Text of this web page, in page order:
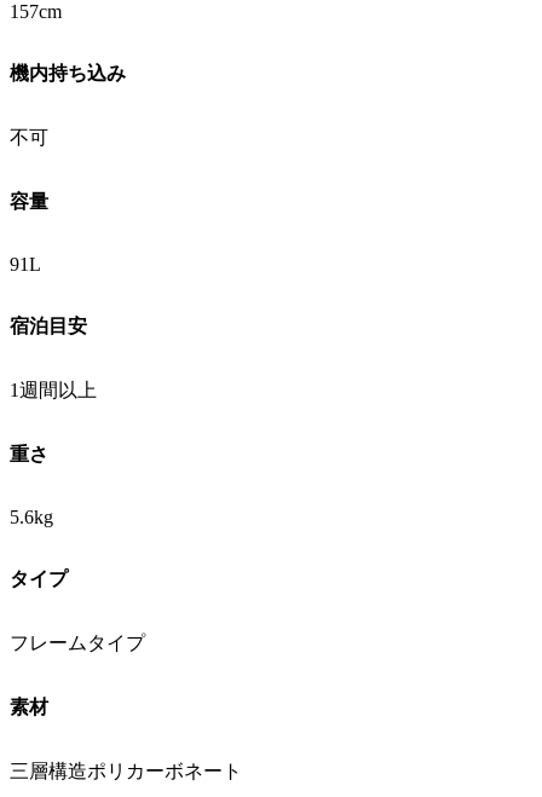
157cm
機内持ち込み
不可
容量
91L
宿泊目安
1週間以上
重さ
5.6kg
タイプ
フレームタイプ
素材
三層構造ポリカーボネート